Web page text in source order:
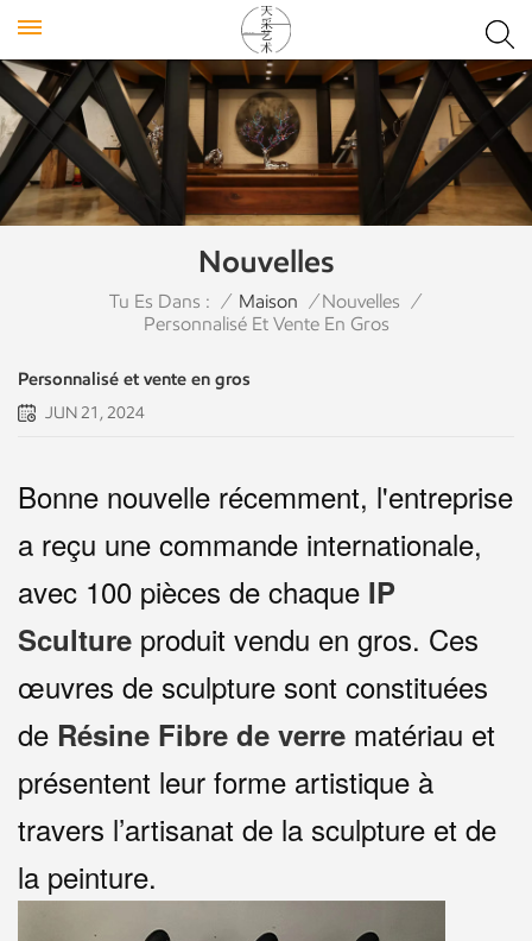
Nouvelles
Tu Es Dans : / Maison / Nouvelles /
Personnalisé Et Vente En Gros
Personnalisé et vente en gros
JUN 21, 2024
Bonne nouvelle récemment, l'entreprise
a reçu une commande internationale,
avec 100 pièces de chaque IP
Sculture produit vendu en gros. Ces
œuvres de sculpture sont constituées
de Résine Fibre de verre matériau et
présentent leur forme artistique à
travers l’artisanat de la sculpture et de
la peinture.